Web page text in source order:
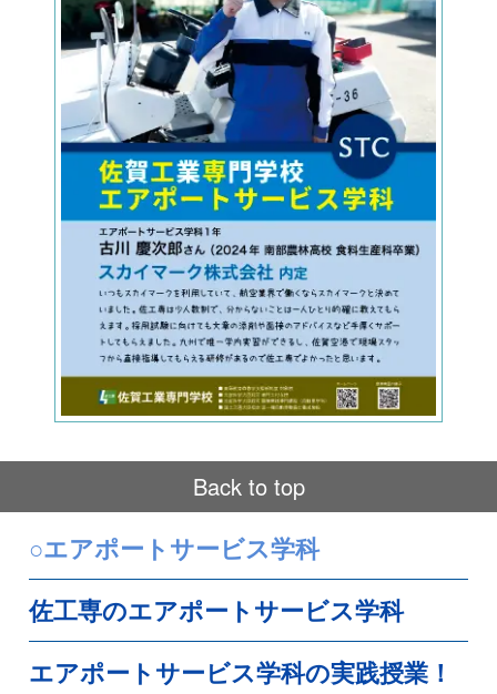
Back to top
○エアポートサービス学科
佐工専のエアポートサービス学科
エアポートサービス学科の実践授業！
オープンキャンパス パンフレット請求